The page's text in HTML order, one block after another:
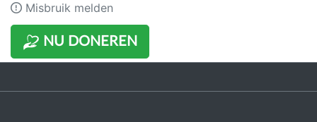
NU DONEREN
Misbruik melden